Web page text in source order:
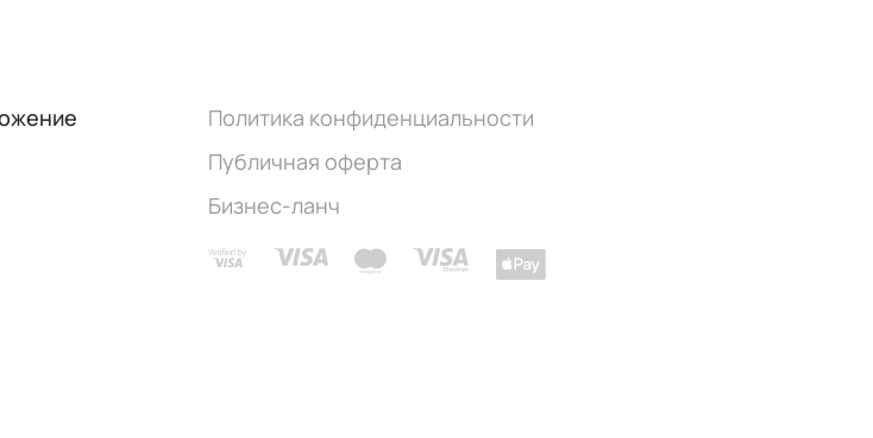
Политика конфиденциальности
Публичная оферта
Бизнес-ланч